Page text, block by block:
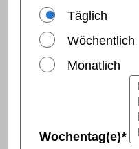
Täglich
Wöchentlich
Monatlich
Wochentag(e)*